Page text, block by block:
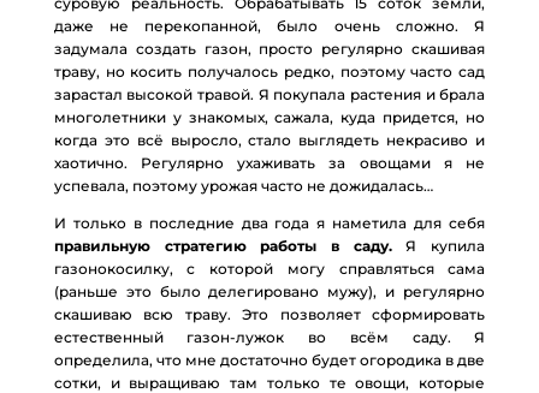
даже не перекопанной, было очень сложно. Я
задумала создать газон, просто регулярно скашивая
траву, но косить получалось редко, поэтому часто сад
зарастал высокой травой. Я покупала растения и брала
многолетники у знакомых, сажала, куда придется, но
когда это всё выросло, стало выглядеть некрасиво и
хаотично. Регулярно ухаживать за овощами я не
успевала, поэтому урожая часто не дожидалась…
И только в последние два года я наметила для себя
правильную стратегию работы в саду.Я купила
газонокосилку, с которой могу справляться сама
(раньше это было делегировано мужу), и регулярно
скашиваю всю траву. Это позволяет сформировать
естественный газон-лужок во всём саду. Я
определила, что мне достаточно будет огородика в две
сотки, и выращиваю там только те овощи, которые